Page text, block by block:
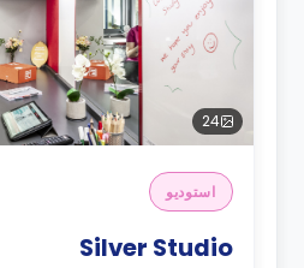
24
استوديو
Silver Studio